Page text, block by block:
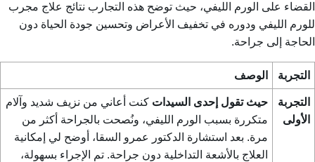
القضاء على الورم الليفي، حيث توضح هذه التجارب نتائج علاج مجرب
للورم الليفي ودوره في تخفيف الأعراض وتحسين جودة الحياة دون
الحاجة إلى جراحة.
التجربة الوصف
التجربة
الأولى
حيث تقول إحدى السيدات كنت أعاني من نزيف شديد وآلام
متكررة بسبب الورم الليفي، ونُصحت بالجراحة أكثر من
مرة. بعد استشارة الدكتور عمرو السقا، أوضح لي إمكانية
العلاج بالأشعة التداخلية دون جراحة. تم الإجراء بسهولة،